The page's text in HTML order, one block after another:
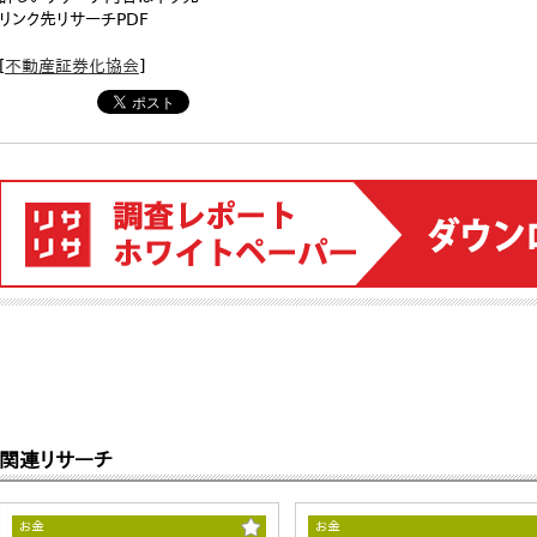
リンク先リサーチPDF
[不動産証券化協会]
関連リサーチ
お金 お金